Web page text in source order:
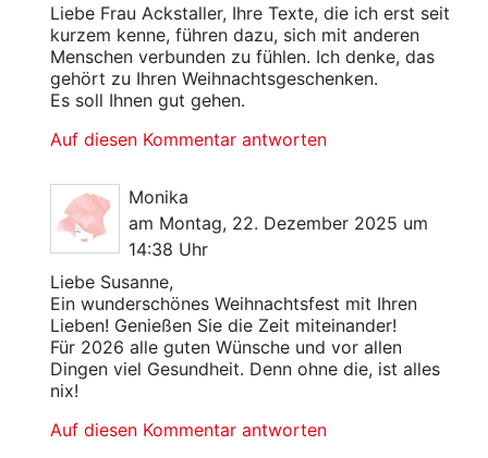
Liebe Frau Ackstaller, Ihre Texte, die ich erst seit
kurzem kenne, führen dazu, sich mit anderen
Menschen verbunden zu fühlen. Ich denke, das
gehört zu Ihren Weihnachtsgeschenken.
Es soll Ihnen gut gehen.
Auf diesen Kommentar antworten
Monika
am Montag, 22. Dezember 2025 um
14:38 Uhr
Liebe Susanne,
Ein wunderschönes Weihnachtsfest mit Ihren
Lieben! Genießen Sie die Zeit miteinander!
Für 2026 alle guten Wünsche und vor allen
Dingen viel Gesundheit. Denn ohne die, ist alles
nix!
Auf diesen Kommentar antworten